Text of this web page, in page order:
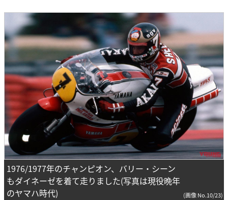
1976/1977年のチャンピオン、バリー・シーン
もダイネーゼを着て走りました(写真は現役晩年
のヤマハ時代)
(画像 No.10/23)